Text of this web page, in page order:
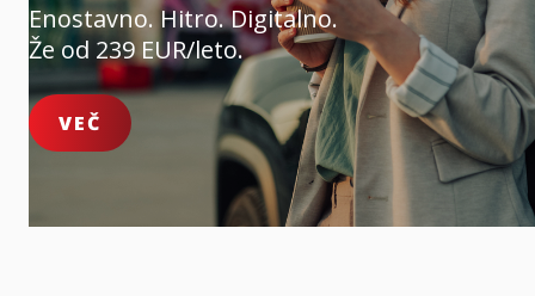
Enostavno. Hitro. Digitalno.
Že od 239 EUR/leto.
VEČ